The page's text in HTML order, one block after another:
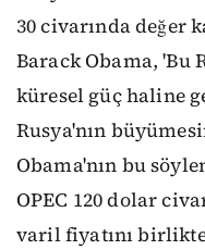
30 civarında değer
Barack Obama, 'Bu
küresel güç haline
Rusya'nın
Obama'nın bu
OPEC 120 dolar
varil fiyatını